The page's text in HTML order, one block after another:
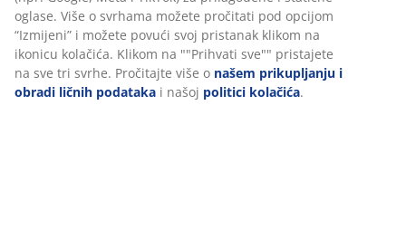
oglase. Više o svrhama možete pročitati pod opcijom
“Izmijeni” i možete povući svoj pristanak klikom na
ikonicu kolačića. Klikom na ""Prihvati sve"" pristajete
na sve tri svrhe. Pročitajte više o našem prikupljanju i
obradi ličnih podataka i našoj politici kolačića.